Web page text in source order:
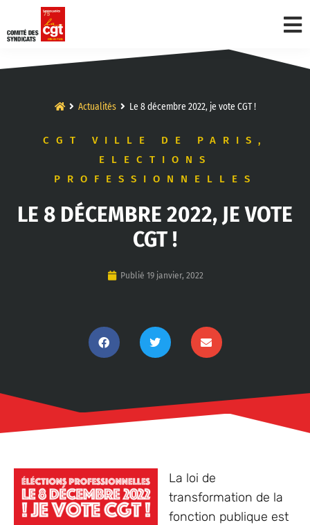
Actualités Le 8 décembre 2022, je vote CGT !
CGT VILLE DE PARIS ,
ELECTIONS
PROFESSIONNELLES
LE 8 DÉCEMBRE 2022, JE VOTE
CGT !
Publié 19 janvier, 2022
La loi de
transformation de la
fonction publique est